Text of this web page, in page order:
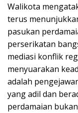
Walikota
terus
pasukan
perserikatan
mediasi konflik
menyuarakan
adalah
yang adil dan
perdamaian